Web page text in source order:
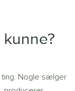
ting. Nogle sælger